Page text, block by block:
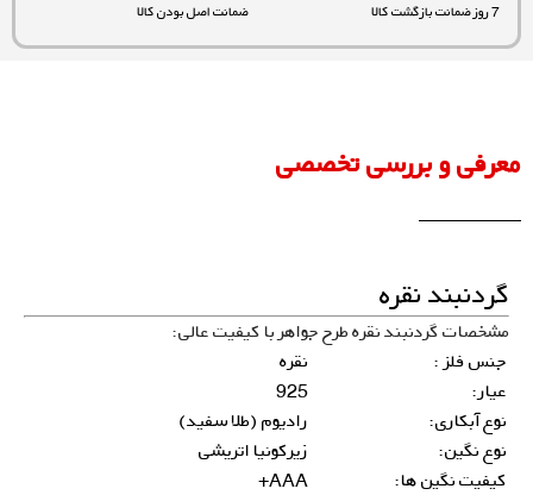
7 روز ضمانت بازگشت کالا ضمانت اصل بودن کالا
معرفی و بررسی تخصصی
گردنبند نقره
مشخصات گردنبند نقره طرح جواهر با کیفیت عالی:
جنس فلز :
نقره
عیار:
925
نوع آبکاری:
رادیوم (طلا سفید)
نوع نگین:
زیرکونیا اتریشی
کیفیت نگین ها:
AAA+